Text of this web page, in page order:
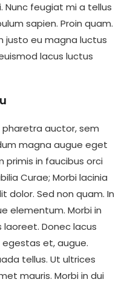
Nunc feugiat mi a tellus
sapien. Proin quam.
justo eu magna luctus
lacus luctus
pharetra auctor, sem
magna augue eget
primis in faucibus orci
Curae; Morbi lacinia
dolor. Sed non quam. In
elementum. Morbi in
Donec lacus
egestas et, augue.
tellus. Ut ultrices
mauris. Morbi in dui